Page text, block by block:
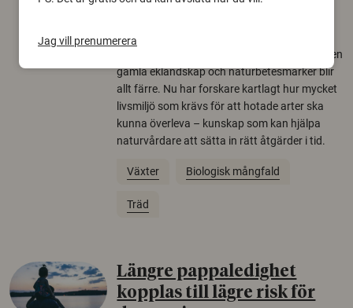
Över tusen arter behöver ekar i sin närhet, men
gamla eklandskap och naturbetesmarker blir
allt färre. Nu har forskare kartlagt hur mycket
livsmiljö som krävs för att hotade arter ska
kunna överleva – kunskap som kan hjälpa
naturvårdare att sätta in rätt åtgärder i tid.
Växter Biologisk mångfald
Träd
Längre pappaledighet
kopplas till lägre risk för
Jag vill prenumerera